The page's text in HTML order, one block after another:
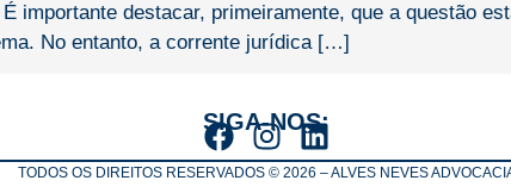
importante destacar, primeiramente, que a questão
No entanto, a corrente jurídica […]
SIGA-NOS:
TODOS OS DIREITOS RESERVADOS © 2026 – ALVES NEVES